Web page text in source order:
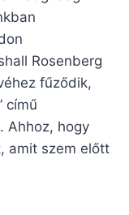
Rosenberg
fűződik,
című
Ahhoz, hogy
amit szem előtt